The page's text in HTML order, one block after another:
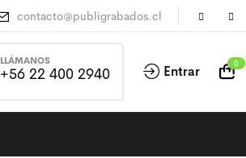
contacto@publigrabados.cl
LLÁMANOS
+56 22 400 2940 Entrar 0